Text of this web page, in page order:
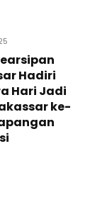
Hadiri
Hari Jadi
ke-